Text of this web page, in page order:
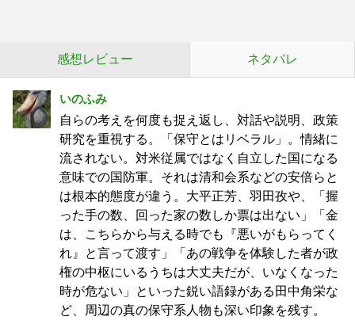
感想レビュー ネタバレ
いのふみ
自らの考えを何度も捉え返し、対話や説明、政策
研究を重視する。「保守とはリベラル」。情緒に
流されない。対米従属ではなく自立した国になる
意味での国防軍。それは清和会系などの安倍らと
は根本的態度が違う。大平正芳、羽田孜や、「握
った手の数、回った家の数しか票は出ない」「金
は、こちらから与える時でも『悪いがもらってく
れ』と言って渡す」「あの戦争を体験した者が政
権の中枢にいるうちは大丈夫だが、いなくなった
時が危ない」といった鋭い語録がある田中角栄な
ど、周辺の真の保守系人物も深い印象を残す。